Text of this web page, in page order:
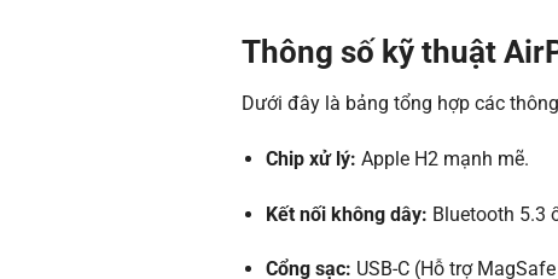
Thông số kỹ thuật
Dưới đây là bảng tổng hợp các
Chip xử lý: Apple H2 mạnh mẽ.
Kết nối không dây: Bluetooth 5.3
Cổng sạc: USB-C (Hỗ trợ